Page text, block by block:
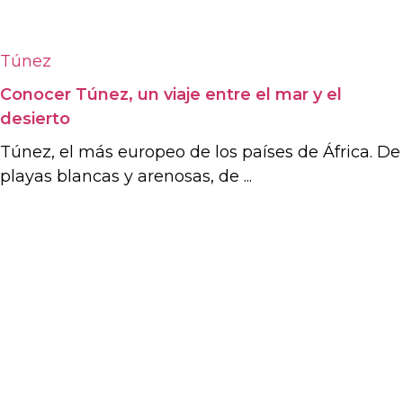
Túnez
Conocer Túnez, un viaje entre el mar y el
desierto
Túnez, el más europeo de los países de África. De
playas blancas y arenosas, de ...